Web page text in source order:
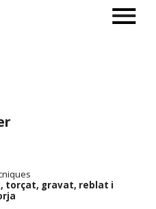
torçat, gravat, reblat i